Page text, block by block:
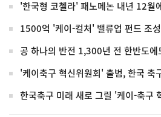
'한국형 코첼라' 패노메논 내년 12월
1500억 '케이-컬처' 밸류업 펀드 조성
공 하나의 반전 1,300년 전 한반도에
'케이축구 혁신위원회' 출범, 한국 축
한국축구 미래 새로 그릴 '케이-축구